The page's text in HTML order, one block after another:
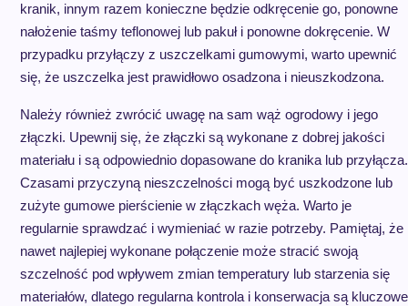
kranik, innym razem konieczne będzie odkręcenie go, ponowne
nałożenie taśmy teflonowej lub pakuł i ponowne dokręcenie. W
przypadku przyłączy z uszczelkami gumowymi, warto upewnić
się, że uszczelka jest prawidłowo osadzona i nieuszkodzona.
Należy również zwrócić uwagę na sam wąż ogrodowy i jego
złączki. Upewnij się, że złączki są wykonane z dobrej jakości
materiału i są odpowiednio dopasowane do kranika lub przyłącza.
Czasami przyczyną nieszczelności mogą być uszkodzone lub
zużyte gumowe pierścienie w złączkach węża. Warto je
regularnie sprawdzać i wymieniać w razie potrzeby. Pamiętaj, że
nawet najlepiej wykonane połączenie może stracić swoją
szczelność pod wpływem zmian temperatury lub starzenia się
materiałów, dlatego regularna kontrola i konserwacja są kluczowe